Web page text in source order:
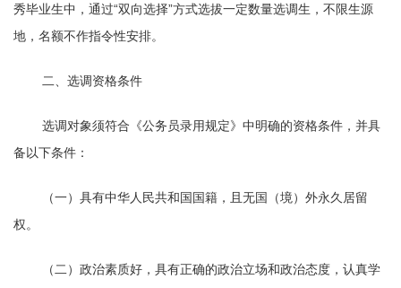
秀毕业生中，通过“双向选择”方式选拔一定数量选调生，不限生源
地，名额不作指令性安排。
二、选调资格条件
选调对象须符合《公务员录用规定》中明确的资格条件，并具
备以下条件：
（一）具有中华人民共和国国籍，且无国（境）外永久居留
权。
（二）政治素质好，具有正确的政治立场和政治态度，认真学